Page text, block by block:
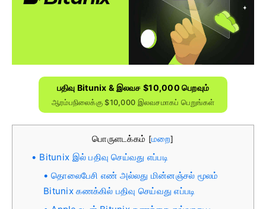
பதிவு Bitunix & இலவச $10,000 பெறவும்
ஆரம்பநிலைக்கு $10,000 இலவசமாகப் பெறுங்கள்
பொருளடக்கம் [மறை]
Bitunix இல் பதிவு செய்வது எப்படி
தொலைபேசி எண் அல்லது மின்னஞ்சல் மூலம்
Bitunix கணக்கில் பதிவு செய்வது எப்படி